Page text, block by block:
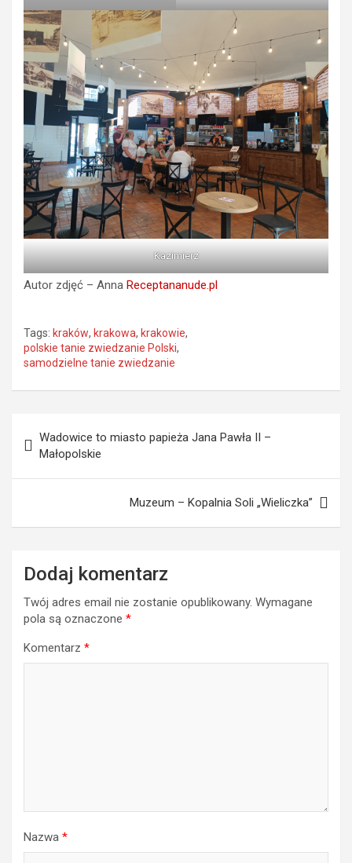
Kazimierz
Autor zdjęć – Anna Receptananude.pl
Tags: kraków, krakowa, krakowie,
polskie tanie zwiedzanie Polski,
samodzielne tanie zwiedzanie
wpisu
Wadowice to miasto papieża Jana Pawła II –
Małopolskie
Muzeum – Kopalnia Soli „Wieliczka”
Dodaj komentarz
Twój adres email nie zostanie opublikowany. Wymagane
pola są oznaczone *
Komentarz *
Nazwa *